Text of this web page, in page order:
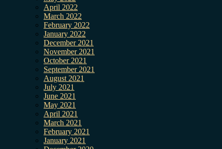
April 2022
March 2022
February 2022
January 2022
December 2021
November 2021
October 2021
September 2021
August 2021
July 2021
June 2021
May 2021
April 2021
March 2021
February 2021
January 2021